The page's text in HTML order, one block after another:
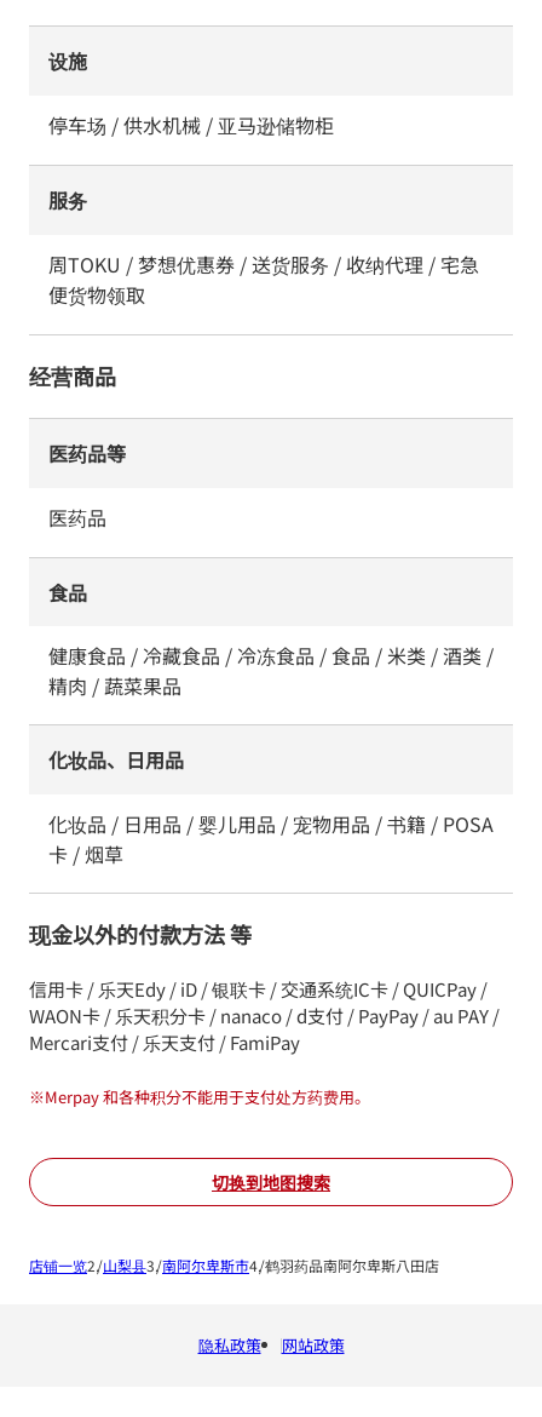
设施
停车场 / 供水机械 / 亚马逊储物柜
服务
周TOKU / 梦想优惠券 / 送货服务 / 收纳代理 / 宅急
便货物领取
经营商品
医药品等
医药品
食品
健康食品 / 冷藏食品 / 冷冻食品 / 食品 / 米类 / 酒类 /
精肉 / 蔬菜果品
化妆品、日用品
化妆品 / 日用品 / 婴儿用品 / 宠物用品 / 书籍 / POSA
卡 / 烟草
现金以外的付款方法 等
信用卡 / 乐天Edy / iD / 银联卡 / 交通系统IC卡 / QUICPay /
WAON卡 / 乐天积分卡 / nanaco / d支付 / PayPay / au PAY /
Mercari支付 / 乐天支付 / FamiPay
※Merpay 和各种积分不能用于支付处方药费用。
切换到地图搜索
店铺一览 山梨县 南阿尔卑斯市 鹤羽药品南阿尔卑斯八田店
隐私政策 网站政策